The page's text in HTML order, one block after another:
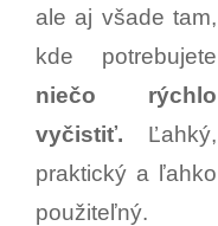
ale aj všade tam,
kde potrebujete
niečo rýchlo
vyčistiť. Ľahký,
praktický a ľahko
použiteľný.